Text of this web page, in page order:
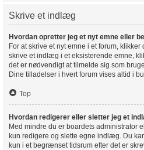
Skrive et indlæg
Hvordan opretter jeg et nyt emne eller
For at skrive et nyt emne i et forum,
skrive et indlæg i et eksisterende emne,
det er nødvendigt at tilmelde sig som
Dine tilladelser i hvert forum vises altid i
Top
Hvordan redigerer eller sletter jeg et
Med mindre du er boardets administrator
kun redigere og slette egne indlæg. Du
kun i et begrænset tidsrum efter det er